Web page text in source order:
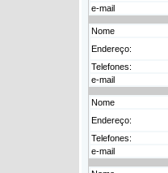
e-mail
Nome
Endereço:
Telefones:
e-mail
Nome
Endereço:
Telefones:
e-mail